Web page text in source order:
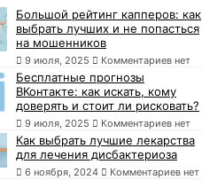
Большой рейтинг капперов: как
выбрать лучших и не попасться
на мошенников
9 июля, 2025 Комментариев нет
Бесплатные прогнозы
ВКонтакте: как искать, кому
доверять и стоит ли рисковать?
9 июля, 2025 Комментариев нет
Как выбрать лучшие лекарства
для лечения дисбактериоза
6 ноября, 2024 Комментариев нет